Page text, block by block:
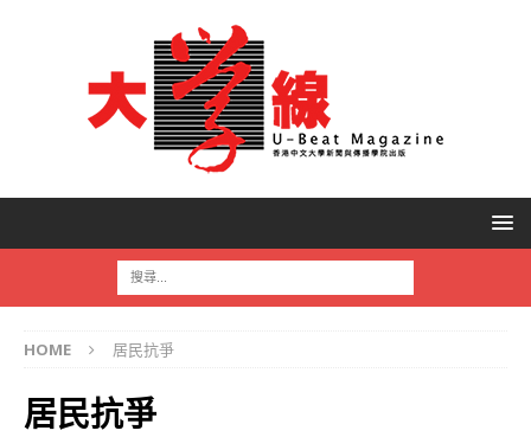
HOME 居民抗爭
居民抗爭